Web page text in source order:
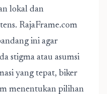
lokal dan
RajaFrame.com
ini agar
stigma atau asumsi
yang tepat, biker
menentukan pilihan